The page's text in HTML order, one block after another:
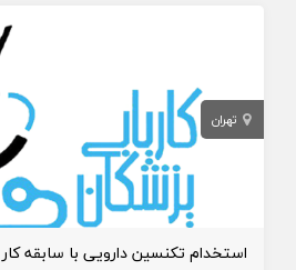
تهران
استخدام تکنسین دارویی با سابقه کار